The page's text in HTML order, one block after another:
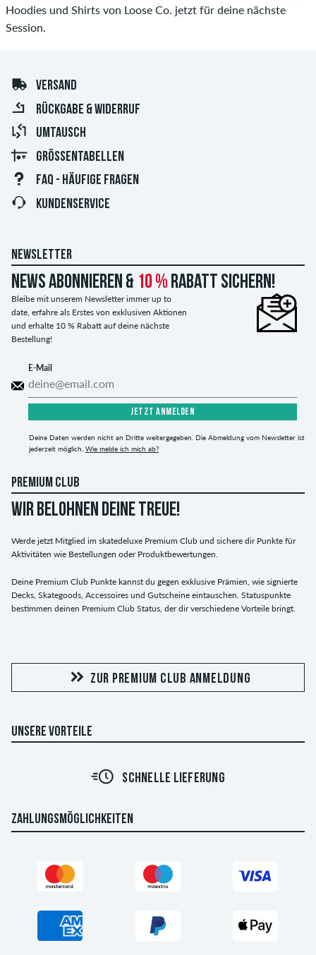
Hoodies und Shirts von Loose Co. jetzt für deine nächste
Session.
VERSAND
RÜCKGABE & WIDERRUF
UMTAUSCH
GRÖSSENTABELLEN
FAQ - HÄUFIGE FRAGEN
KUNDENSERVICE
NEWSLETTER
News abonnieren & 10 % Rabatt sichern!
Bleibe mit unserem Newsletter immer up to
date, erfahre als Erstes von exklusiven Aktionen
und erhalte 10 % Rabatt auf deine nächste
Bestellung!
E-Mail
JETZT ANMELDEN
Deine Daten werden nicht an Dritte weitergegeben. Die Abmeldung vom Newsletter ist
jederzeit möglich. Wie melde ich mich ab?
PREMIUM CLUB
WIR BELOHNEN DEINE TREUE!
Werde jetzt Mitglied im skatedeluxe Premium Club und sichere dir Punkte für
Aktivitäten wie Bestellungen oder Produktbewertungen.
Deine Premium Club Punkte kannst du gegen exklusive Prämien, wie signierte
Decks, Skategoods, Accessoires und Gutscheine eintauschen. Statuspunkte
bestimmen deinen Premium Club Status, der dir verschiedene Vorteile bringt.
ZUR PREMIUM CLUB ANMELDUNG
UNSERE VORTEILE
SCHNELLE LIEFERUNG
ZAHLUNGSMÖGLICHKEITEN